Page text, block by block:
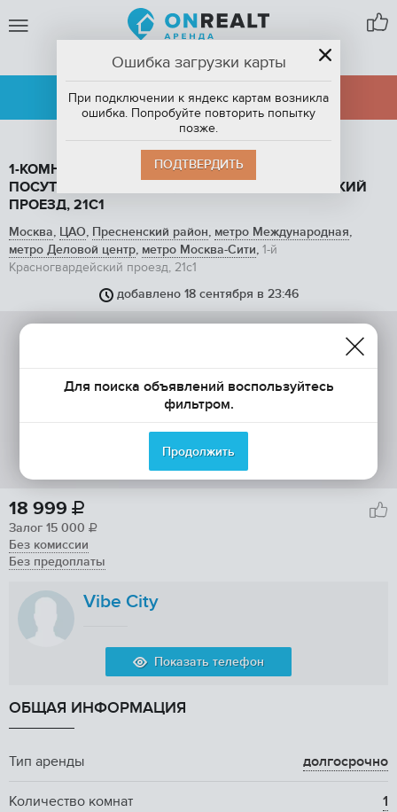
МОСКВА
АРЕНДА
ПРОДАЖА
1-КОМНАТНАЯ КВАРТИРА, 100 М2, В АРЕНДУ
ПОСУТОЧНО В МОСКВЕ, 1-Й КРАСНОГВАРДЕЙСКИЙ
ПРОЕЗД, 21С1
Москва, ЦАО, Пресненский район, метро Международная,
метро Деловой центр, метро Москва-Сити, 1-й
Красногвардейский проезд, 21с1
добавлено 18 сентября в 23:46
18 999 
Залог 15 000 
Без комиссии
Без предоплаты
Vibe City
Показать телефон
ОБЩАЯ ИНФОРМАЦИЯ
Тип аренды долгосрочно
Количество комнат 1
Ошибка загрузки карты
При подключении к яндекс картам возникла
ошибка. Попробуйте повторить попытку
позже.
ПОДТВЕРДИТЬ
Для поиска объявлений воспользуйтесь
фильтром.
Продолжить